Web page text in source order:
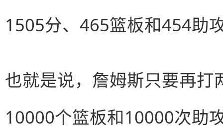
1505分、465篮板和454助
也就是说，詹姆斯只要再
10000个篮板和10000次助